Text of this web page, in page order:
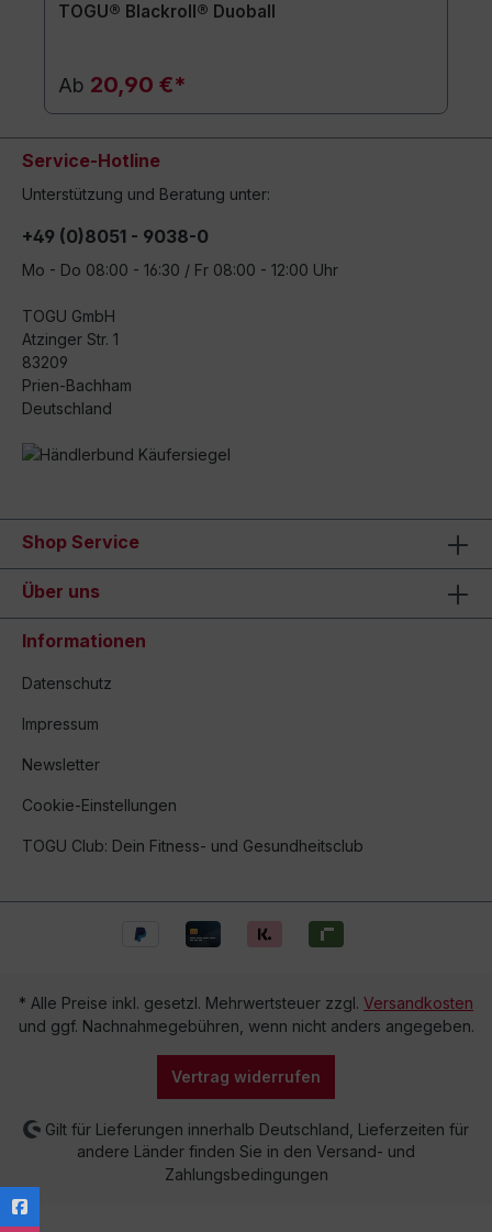
TOGU® Blackroll® Duoball
Ab 20,90 €*
Service-Hotline
Unterstützung und Beratung unter:
+49 (0)8051 - 9038-0
Mo - Do 08:00 - 16:30 / Fr 08:00 - 12:00 Uhr
TOGU GmbH
Atzinger Str. 1
83209
Prien-Bachham
Deutschland
Shop Service
Über uns
Informationen
Datenschutz
Impressum
Newsletter
Cookie-Einstellungen
TOGU Club: Dein Fitness- und Gesundheitsclub
* Alle Preise inkl. gesetzl. Mehrwertsteuer zzgl. Versandkosten
und ggf. Nachnahmegebühren, wenn nicht anders angegeben.
Vertrag widerrufen
Gilt für Lieferungen innerhalb Deutschland, Lieferzeiten für
andere Länder finden Sie in den Versand- und
Zahlungsbedingungen